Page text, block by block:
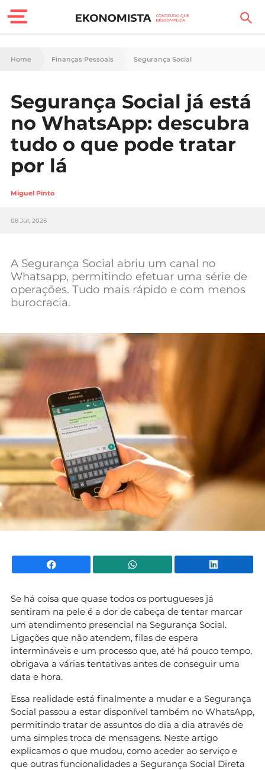
Finanças Pessoais
Carreira
Casa
Lifestyle
Sociedade
Tecnologia
Negócios
Mundial 2026
Home Finanças Pessoais Segurança Social
Segurança Social já está
no WhatsApp: descubra
tudo o que pode tratar
por lá
Miguel Pinto
08 Jul, 2026
A Segurança Social abriu um canal no
Whatsapp, permitindo efetuar uma série de
operações. Tudo mais rápido e com menos
burocracia.
Facebook WhatsApp
Se há coisa que quase todos os portugueses já
sentiram na pele é a dor de cabeça de tentar marcar
um atendimento presencial na Segurança Social.
Ligações que não atendem, filas de espera
intermináveis e um processo que, até há pouco tempo,
obrigava a várias tentativas antes de conseguir uma
data e hora.
Essa realidade está finalmente a mudar e a Segurança
Social passou a estar disponível também no WhatsApp,
permitindo tratar de assuntos do dia a dia através de
uma simples troca de mensagens. Neste artigo
explicamos o que mudou, como aceder ao serviço e
que outras funcionalidades a Segurança Social Direta